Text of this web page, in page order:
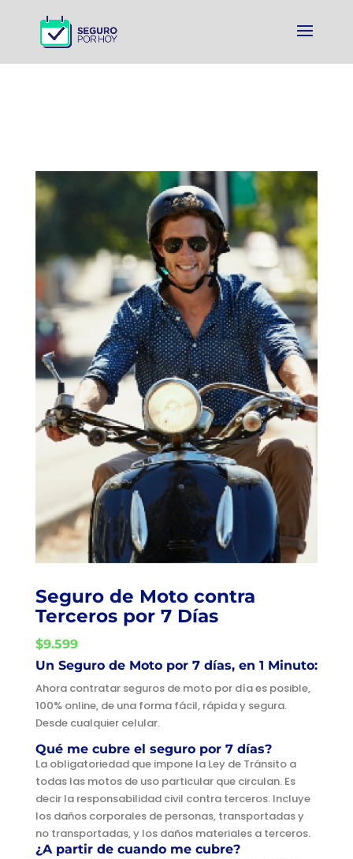
Seguro de Moto contra
Terceros por 7 Días
$9.599
Un Seguro de Moto por 7 días, en 1 Minuto:
Ahora contratar seguros de moto por día es posible,
100% online, de una forma fácil, rápida y segura.
Desde cualquier celular.
Qué me cubre el seguro por 7 días?
La obligatoriedad que impone la Ley de Tránsito a
todas las motos de uso particular que circulan. Es
decir la responsabilidad civil contra terceros. Incluye
los daños corporales de personas, transportadas y
no transportadas, y los daños materiales a terceros.
¿A partir de cuando me cubre?